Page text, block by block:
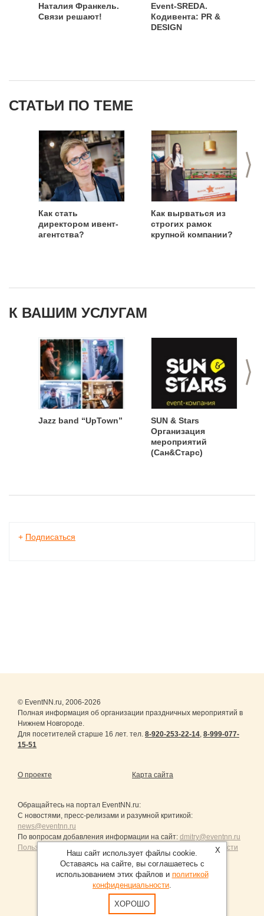
Наталия Франкель.
Связи решают!
Event-SREDA.
Кодивента: PR &
DESIGN
СТАТЬИ ПО ТЕМЕ
>
Как стать
директором ивент-
агентства?
Как вырваться из
строгих рамок
крупной компании?
К ВАШИМ УСЛУГАМ
>
Jazz band “UpTown”
SUN & Stars
Организация
мероприятий
(Сан&Старс)
+ Подписаться
© EventNN.ru, 2006-2026
Полная информация об организации праздничных мероприятий в
Нижнем Новгороде.
Для посетителей старше 16 лет. тел. 8-920-253-22-14 8-999-077-
15-51
О проекте Карта сайта
Обращайтесь на портал EventNN.ru:
С новостями, пресс-релизами и разумной критикой:
news@eventnn.ru
По вопросам добавления информации на сайт: dmitry@eventnn.ru
Пользовательское Соглашение и политика конфиденциальности
Продвижение сайтов Санкт-Петербург
X
Наш сайт использует файлы cookie.
Оставаясь на сайте, вы соглашаетесь с
использованием этих файлов и политикой
конфиденциальности.
ХОРОШО